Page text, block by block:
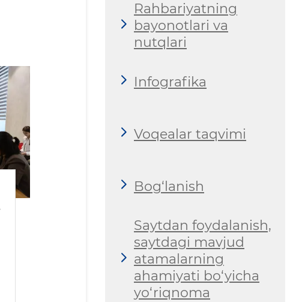
Rahbariyatning
bayonotlari va
nutqlari
Infografika
Voqealar taqvimi
Bog‘lanish
Saytdan foydalanish,
saytdagi mavjud
atamalarning
ahamiyati bo‘yicha
yo‘riqnoma